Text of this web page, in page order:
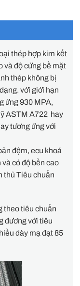
thép hợp kim kết
và độ cứng bề mặt
thép không bị
với giới hạn
ứng 930 MPA,
ASTM A722 hay
tương ứng với
đệm, ecu khoá
có độ bền cao
thủ Tiêu chuẩn
theo tiêu chuẩn
đương với tiêu
dày mạ đạt 85